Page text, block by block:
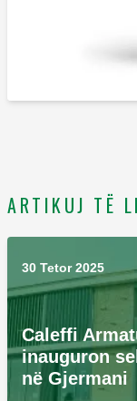
ARTIKUJ TË
30 Tetor 2025
Caleffi
inauguron
në Gjermani